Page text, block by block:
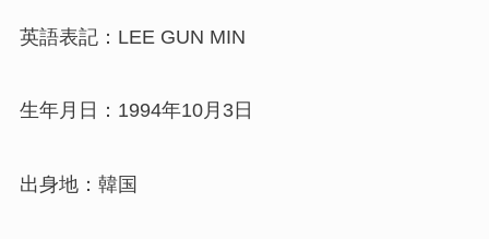
英語表記：LEE GUN MIN
生年月日：1994年10月3日
出身地：韓国